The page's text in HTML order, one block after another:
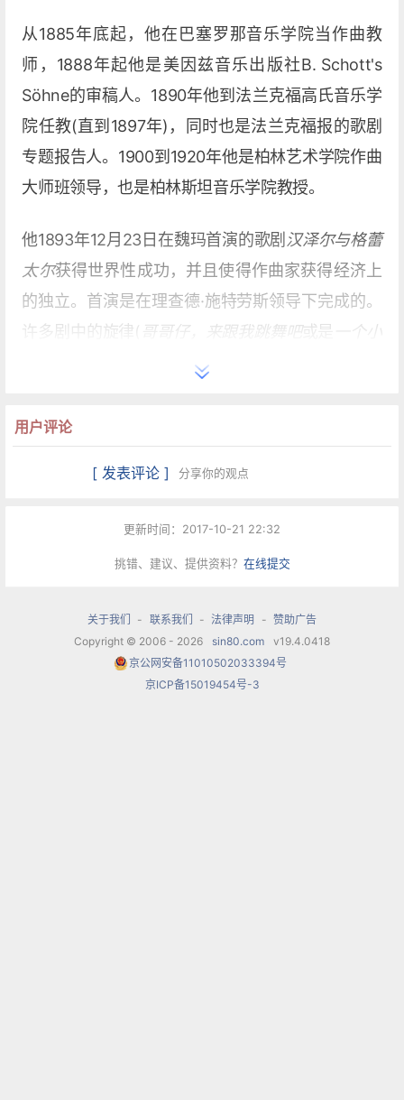
从1885年底起，他在巴塞罗那音乐学院当作曲教
师，1888年起他是美因兹音乐出版社B. Schott's
Söhne的审稿人。1890年他到法兰克福高氏音乐学
院任教(直到1897年)，同时也是法兰克福报的歌剧
专题报告人。1900到1920年他是柏林艺术学院作曲
大师班领导，也是柏林斯坦音乐学院教授。
他1893年12月23日在魏玛首演的歌剧 汉泽尔与格蕾
太尔获得世界性成功，并且使得作曲家获得经济上
的独立。首演是在理查德·施特劳斯领导下完成的。
许多剧中的旋律( 哥哥仔，来跟我跳舞吧或是
一个小
)成了德语民歌。他本人说，他其余
写有6部歌剧，他的作品全集有170首作品，由其孙
丁克作品目录（Engelbert-Humperdinck-
2004年9月9日为纪念他诞生150周年，德国邮政发
用户评论
[ 发表评论 ] 分享你的观点
更新时间：2017-10-21 22:32
挑错、建议、提供资料？ 在线提交
关于我们 - 联系我们 - 法律声明 - 赞助广告
Copyright © 2006 - 2026
sin80.com
v19.4.0418
京公网安备11010502033394号
京ICP备15019454号-3